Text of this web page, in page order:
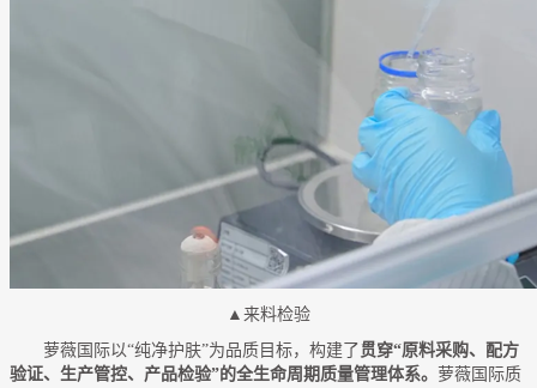
▲来料检验
萝薇国际以“纯净护肤”为品质目标，构建了 贯穿“原料采购、配方
验证、生产管控、产品检验”的全生命周期质量管理体系。 萝薇国际质